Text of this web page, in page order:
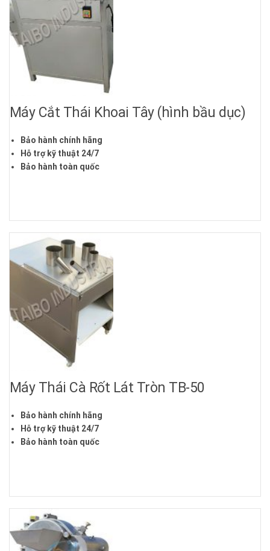
Máy Cắt Thái Khoai Tây (hình bầu dục)
Bảo hành chính hãng
Hỗ trợ kỹ thuật 24/7
Bảo hành toàn quốc
Máy Thái Cà Rốt Lát Tròn TB-50
Bảo hành chính hãng
Hỗ trợ kỹ thuật 24/7
Bảo hành toàn quốc